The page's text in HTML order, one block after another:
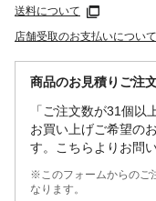
送料について
店舗受取のお支払いについて
商品のお見積りご注
「ご注文数が31個
お買い上げご希望の
す。こちらよりお問
※このフォームからのご
なります。